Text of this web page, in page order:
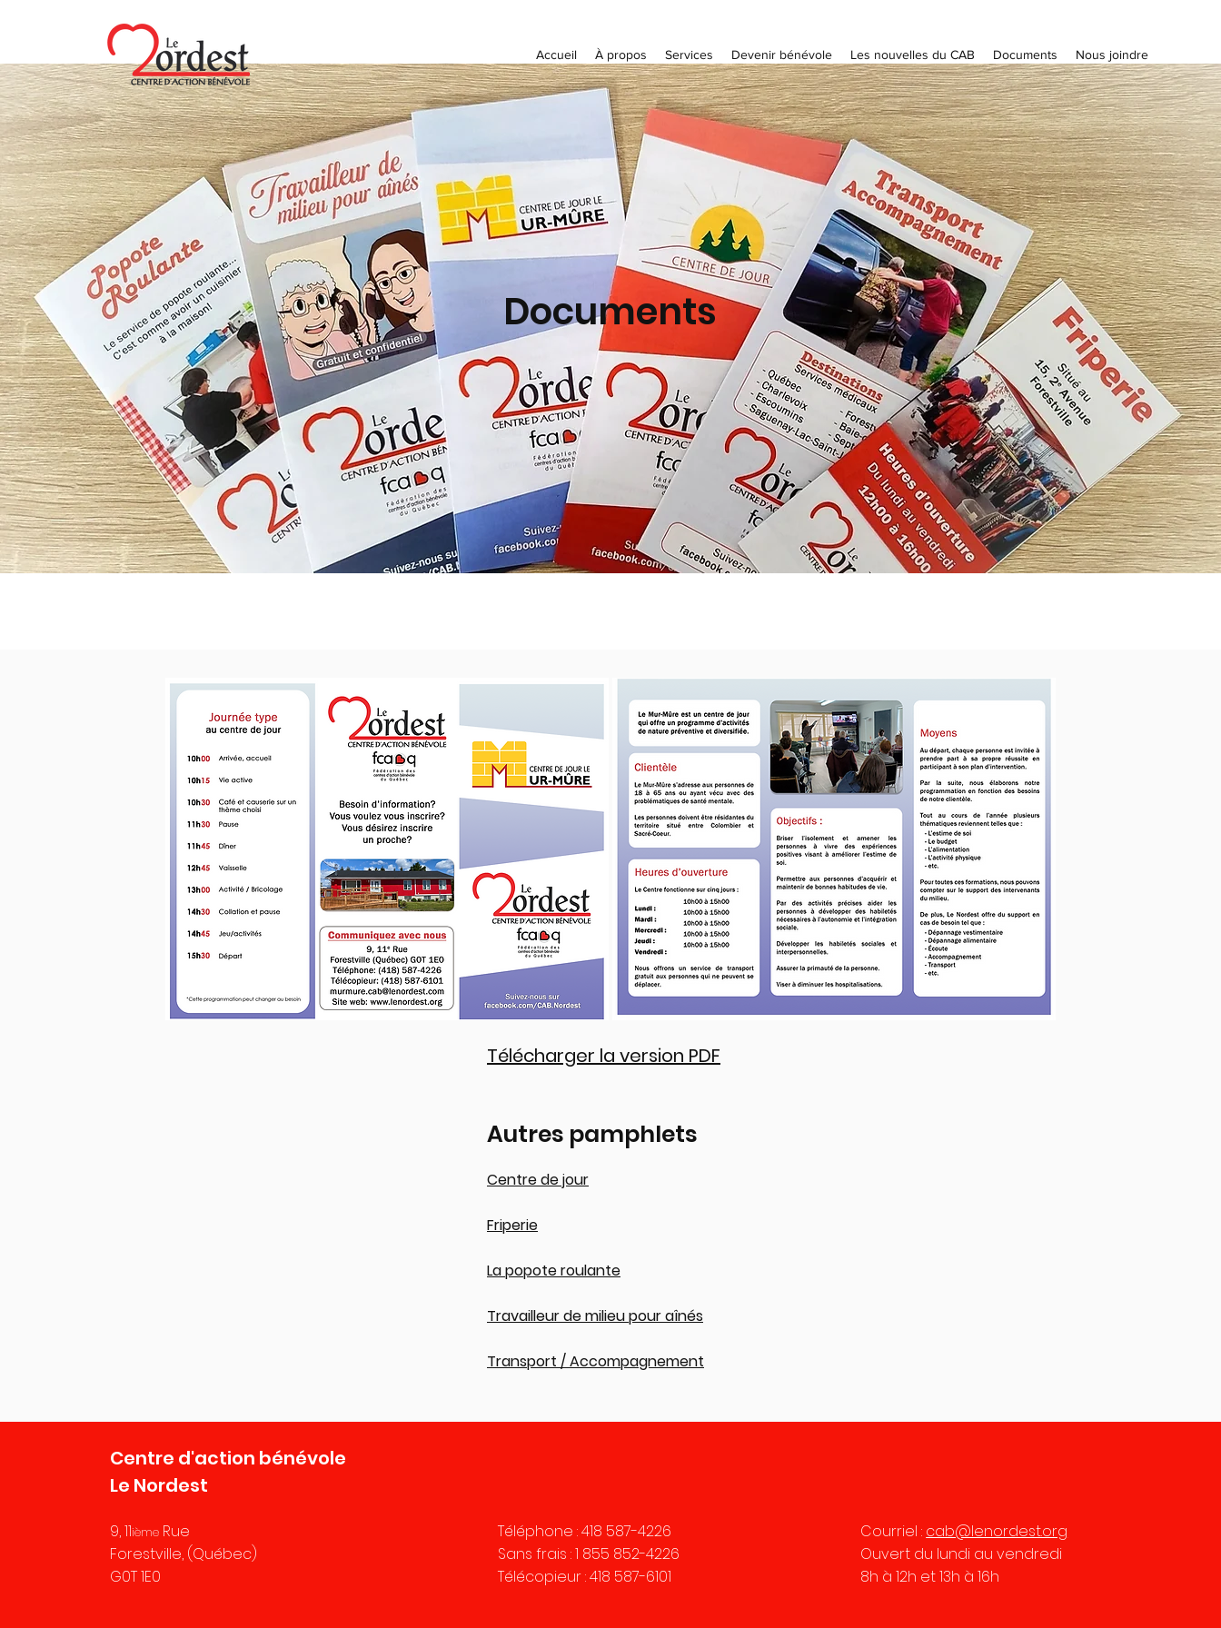
Accueil À propos Services Devenir bénévole Les nouvelles du CAB Documents Nous joindre
Description de votre projet. Rédigez un court résumé pour présenter votre travail et son contexte
aux visiteurs. Cliquez sur « Modifier texte » ou double-cliquez sur la zone de texte pour commencer.
Documents
Télécharger la version PDF
Autres pamphlets
Centre de jour
Friperie
La popote roulante
Travailleur de milieu pour aînés
Transport / Accompagnement
Centre d'action bénévole
Le Nordest
9, 11ième Rue
Forestville, (Québec)
G0T 1E0
Téléphone :418 587-4226
Sans frais :1 855 852-4226
Télécopieur : 418 587-6101
Courriel : cab@lenordest.org
Ouvert du lundi au vendredi
8h à 12h et 13h à 16h